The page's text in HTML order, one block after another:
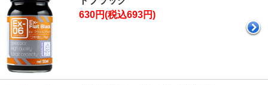
630円(税込693円)